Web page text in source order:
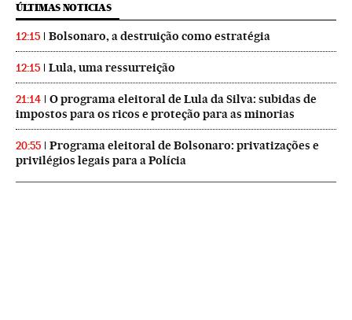
ÚLTIMAS NOTICIAS
12:15 Bolsonaro, a destruição como estratégia
12:15 Lula, uma ressurreição
21:14
O programa eleitoral de Lula da Silva: subidas de
impostos para os ricos e proteção para as minorias
20:55
Programa eleitoral de Bolsonaro: privatizações e
privilégios legais para a Polícia